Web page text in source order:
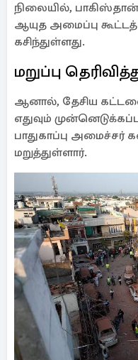
நிலையில்,
ஆயுத அமைப்பு
கசிந்துள்ளது.
மறுப்பு
ஆனால், தேசிய
எதுவும்
பாதுகாப்பு அமைச்சர்
மறுத்துள்ளார்.